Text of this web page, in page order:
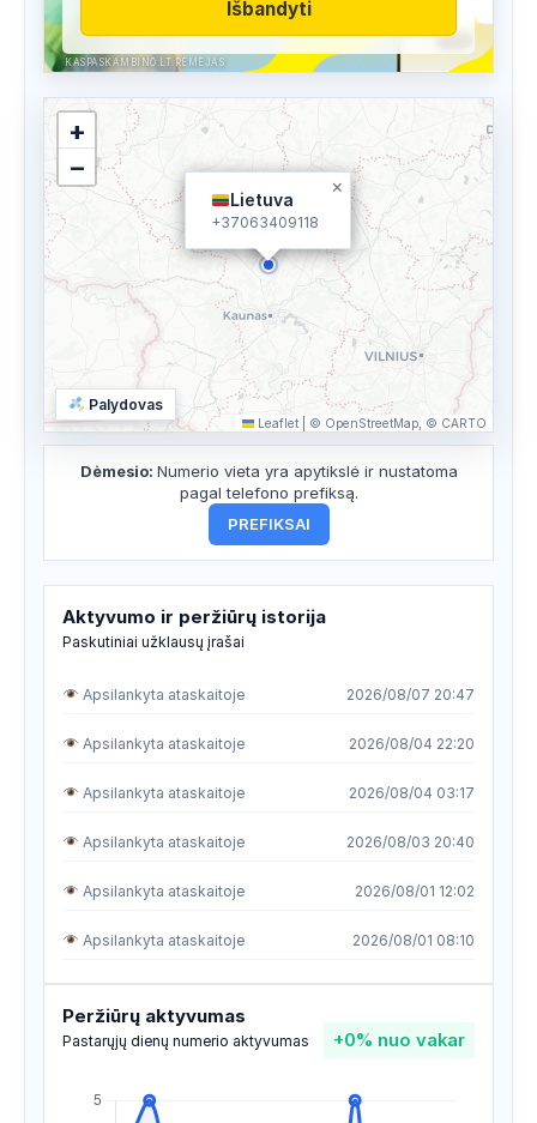
KASPASKAMBINO.LT RĖMĖJAS
Išbandyti
Lietuva
+37063409118
×
+
−
Leaflet © OpenStreetMap, © CARTO
Palydovas
Dėmesio: Numerio vieta yra apytikslė ir nustatoma
pagal telefono prefiksą.
PREFIKSAI
Aktyvumo ir peržiūrų istorija
Paskutiniai užklausų įrašai
Apsilankyta ataskaitoje 2026/08/07 20:47
Apsilankyta ataskaitoje 2026/08/04 22:20
Apsilankyta ataskaitoje 2026/08/04 03:17
Apsilankyta ataskaitoje 2026/08/03 20:40
Apsilankyta ataskaitoje 2026/08/01 12:02
Apsilankyta ataskaitoje 2026/08/01 08:10
Apsilankyta ataskaitoje 2026/07/29 07:32
Apsilankyta ataskaitoje 2026/07/28 23:58
Peržiūrų aktyvumas
Pastarųjų dienų numerio aktyvumas +0% nuo vakar